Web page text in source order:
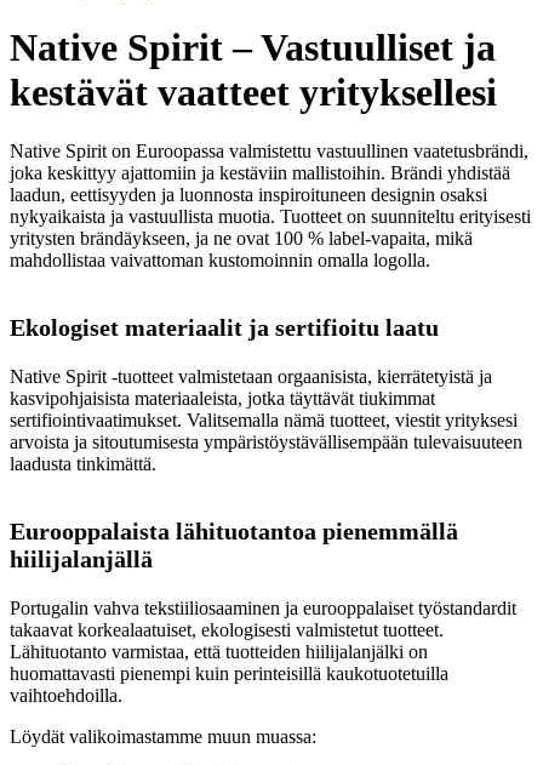
Native Spirit – Vastuulliset ja
kestävät vaatteet yrityksellesi
Native Spirit on Euroopassa valmistettu vastuullinen vaatetusbrändi,
joka keskittyy ajattomiin ja kestäviin mallistoihin. Brändi yhdistää
laadun, eettisyyden ja luonnosta inspiroituneen designin osaksi
nykyaikaista ja vastuullista muotia. Tuotteet on suunniteltu erityisesti
yritysten brändäykseen, ja ne ovat 100 % label-vapaita, mikä
mahdollistaa vaivattoman kustomoinnin omalla logolla.
Ekologiset materiaalit ja sertifioitu laatu
Native Spirit -tuotteet valmistetaan orgaanisista, kierrätetyistä ja
kasvipohjaisista materiaaleista, jotka täyttävät tiukimmat
sertifiointivaatimukset. Valitsemalla nämä tuotteet, viestit yrityksesi
arvoista ja sitoutumisesta ympäristöystävällisempään tulevaisuuteen
laadusta tinkimättä.
Eurooppalaista lähituotantoa pienemmällä
hiilijalanjällä
Portugalin vahva tekstiiliosaaminen ja eurooppalaiset työstandardit
takaavat korkealaatuiset, ekologisesti valmistetut tuotteet.
Lähituotanto varmistaa, että tuotteiden hiilijalanjälki on
huomattavasti pienempi kuin perinteisillä kaukotuotetuilla
vaihtoehdoilla.
Löydät valikoimastamme muun muassa: